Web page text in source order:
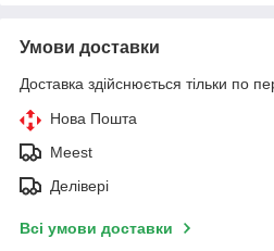
Умови доставки
Доставка здійснюється тільки по
Нова Пошта
Meest
Делівері
Всі умови доставки